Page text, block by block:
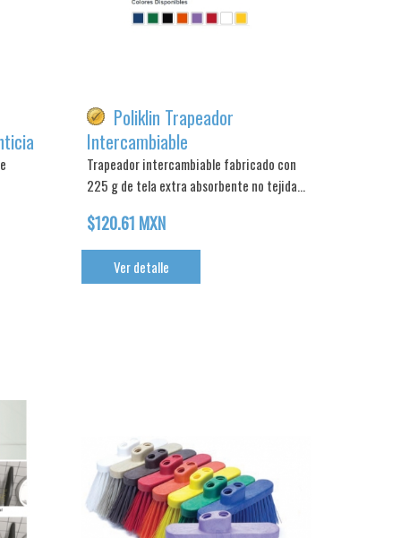
Poliklin Trapeador
Intercambiable
Trapeador intercambiable fabricado con
225 g de tela extra absorbente no tejida...
$120.61 MXN
Ver detalle